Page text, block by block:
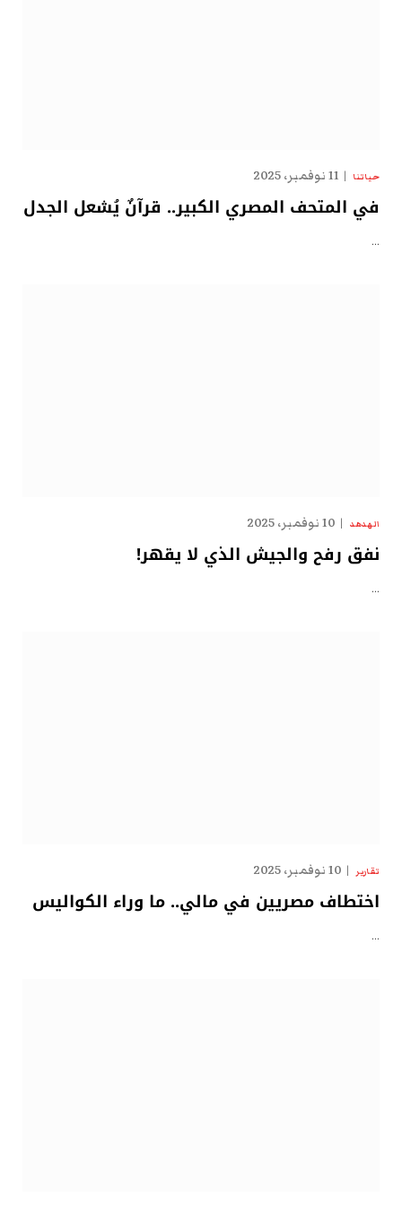
حياتنا 11 نوفمبر، 2025
في المتحف المصري الكبير.. قرآنٌ يُشعل الجدل
…
الهدهد 10 نوفمبر، 2025
نفق رفح والجيش الذي لا يقهر!
…
تقارير 10 نوفمبر، 2025
اختطاف مصريين في مالي.. ما وراء الكواليس
…